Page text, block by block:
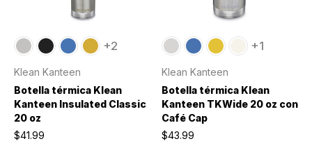
+2
Klean Kanteen
Botella térmica Klean
Kanteen Insulated Classic
20 oz
$41.99
+1
Klean Kanteen
Botella térmica Klean
Kanteen TKWide 20 oz con
Café Cap
$43.99